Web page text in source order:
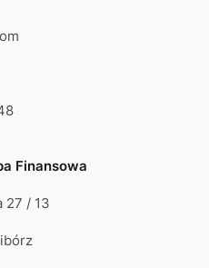
Finansowa
27 / 13